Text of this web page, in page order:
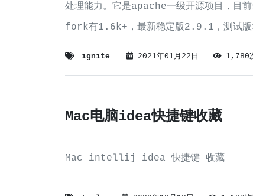
处理能力。它是apache一级开源项目，目
fork有1.6k+，最新稳定版2.9.1，测试
ignite 2021年01月22日 1,780
Mac电脑idea快捷键收藏
Mac intellij idea 快捷键 收藏